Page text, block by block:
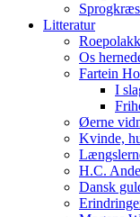
Litteratur
Os
Fartein
I
Øerne
Kvinde,
H.C.
Dansk